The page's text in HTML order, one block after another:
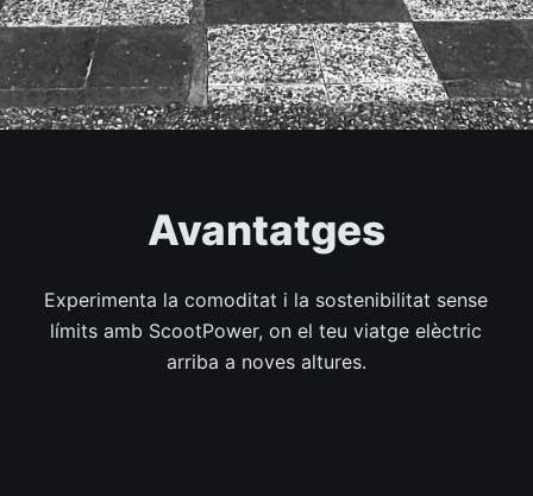
Avantatges
Experimenta la comoditat i la sostenibilitat sense
límits amb ScootPower, on el teu viatge elèctric
arriba a noves altures.